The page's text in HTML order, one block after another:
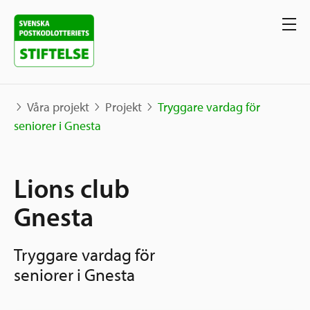
Projekt
Karta
Berättelser
Våra stöd
Grannskapsinitiativet
Utlysningar
Sök stöd
Våra projekt Projekt
Tryggare vardag för
seniorer i Gnesta
Lions club
Gnesta
Tryggare vardag för
seniorer i Gnesta